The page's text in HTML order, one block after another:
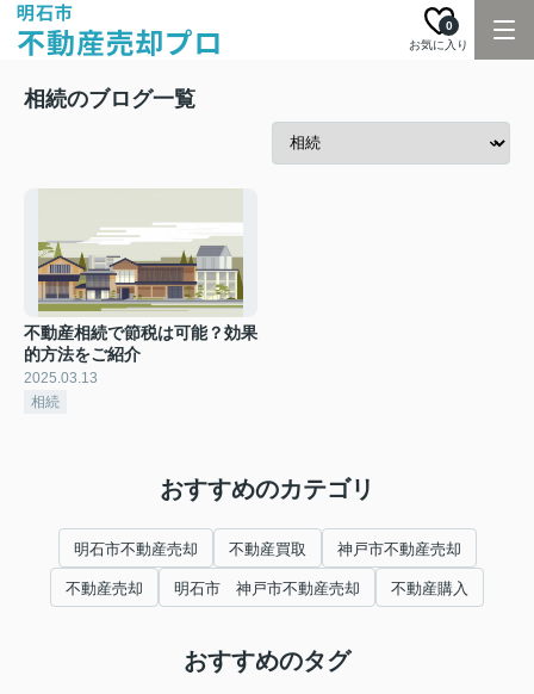
お気に入り
0
相続のブログ一覧
不動産相続で節税は可能？効果
的方法をご紹介
2025.03.13
相続
おすすめのカテゴリ
明石市不動産売却 不動産買取 神戸市不動産売却
不動産売却 明石市 神戸市不動産売却 不動産購入
おすすめのタグ